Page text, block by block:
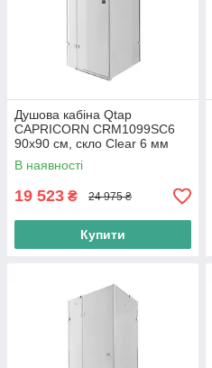
Душова кабіна Qtap
CAPRICORN CRM1099SC6
90х90 см, скло Clear 6 мм
без піддона
В наявності
19 523 ₴ 24 975 ₴
Купити